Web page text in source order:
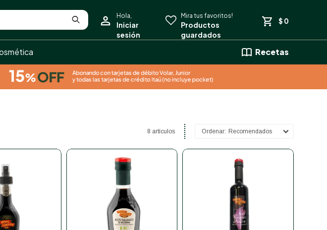
Recetas
$ 0
8 artículos Recomendados